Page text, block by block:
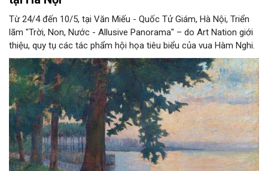
Từ 24/4 đến 10/5, tại Văn Miếu - Quốc Tử Giám, Hà Nội, Triển
lãm "Trời, Non, Nước - Allusive Panorama" – do Art Nation giới
thiệu, quy tụ các tác phẩm hội họa tiêu biểu của vua Hàm Nghi.